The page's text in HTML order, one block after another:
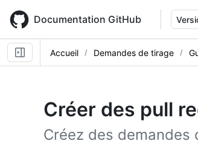
main
content
Documentation GitHub
Accueil Demandes de tirage
Créer des pull
Créez des demandes